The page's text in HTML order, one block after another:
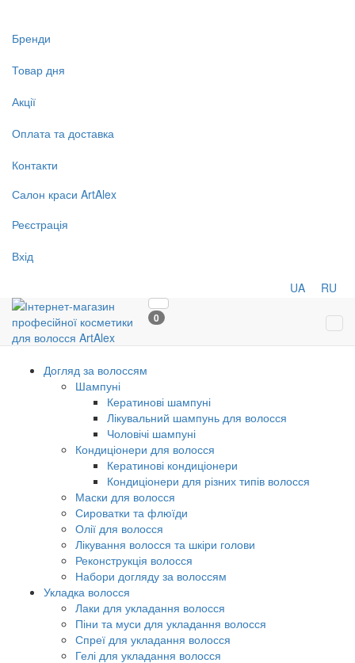
Бренди
Товар дня
Акції
Оплата та доставка
Контакти
Салон краси ArtAlex
Реєстрація
Вхід
UA RU
0
Догляд за волоссям
Шампуні
Кератинові шампуні
Лікувальний шампунь для волосся
Чоловічі шампуні
Кондиціонери для волосся
Кератинові кондиціонери
Кондиціонери для різних типів волосся
Маски для волосся
Сироватки та флюїди
Олії для волосся
Лікування волосся та шкіри голови
Реконструкція волосся
Набори догляду за волоссям
Укладка волосся
Лаки для укладання волосся
Піни та муси для укладання волосся
Спреї для укладання волосся
Гелі для укладання волосся